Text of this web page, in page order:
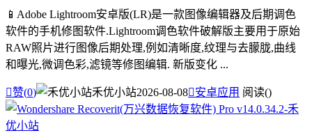
📱Adobe Lightroom安卓版(LR)是一款图像编辑器及后期调色
软件的手机修图软件.Lightroom调色软件破解版主要用于原始
RAW照片进行图像后期处理,例如清晰度,纹理与去朦胧,曲线
和曝光,微调色彩,滤镜等修图编辑. 新版变化 ...
赞(0) 禾优小站2026-08-08安卓应用 阅读()